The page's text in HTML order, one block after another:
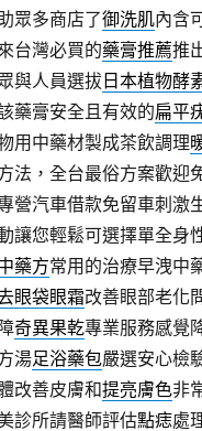
眾多商店了御洗肌內含
台灣必買的藥膏推薦推
與人員選拔日本植物酵
藥膏安全且有效的扁平
用中藥材製成茶飲調理
法，全台最俗方案歡迎
營汽車借款免留車刺激
讓您輕鬆可選擇單全身
藥方常用的治療早洩中
眼袋眼霜改善眼部老化
奇異果乾專業服務感覺
湯足浴藥包嚴選安心檢
改善皮膚和提亮膚色非
診所請醫師評估點痣處